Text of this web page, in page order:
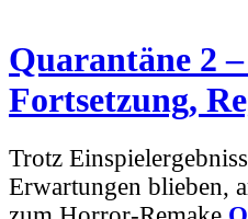
Quarantäne 2
Fortsetzung,
Trotz
Erwartungen blieben,